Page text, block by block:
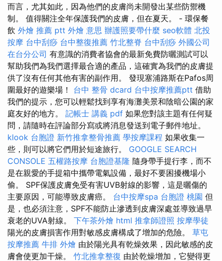
而言，尤其如此，因為他們的皮膚尚未開發出某些防禦機
制。 值得關注全年保護我們的皮膚，但在夏天。 - 環保餐
飲 外燴 推薦 ptt 外燴 意思 辦護照要帶什麼 seo軟體 北投
按摩 台中刮痧 台中整復推薦 竹北整脊 台中刮痧 外國公司
在台分公司 有意識的消費者協會的最新免費防曬測試可以
幫助我們為我們選擇最合適的產品，這確實為我們的皮膚提
供了沒有任何其他有害的副作用。 發現塞浦路斯在Pafos周
圍最好的遊樂場！ 台中 整骨 dcard 台中按摩推薦ptt 借助
我們的提示，您可以輕鬆找到享有海灘美景和陰暗公園的家
庭友好的地方。 記帳士 講義 pdf 如果您對該主題有任何疑
問，請隨時在評論部分寫或將消息發送到電子郵件地址。
klook 台胞證 新竹推拿整骨推薦 學按摩課程 如果收集一
些，則可以將它們用於短途旅行。 GOOGLE SEARCH
CONSOLE 五權路按摩 台胞證基隆 隨身帶手提行李，而不
是在親愛的手提箱中攜帶電氣設備，最好不要困擾機場小
偷。 SPF保護皮膚免受有害UVB射線的影響，這是曬傷的
主要原因，可能導致皮膚癌。 台中按摩spa 台胞證 桃園 但
是，也必須注意，SPF不能防止滲透到皮膚深處並導致過早
衰老的UVA射線。 下午茶外燴 html 推拿師證照 按摩學徒
陽光的皮膚損害作用對敏感皮膚構成了增加的危險。 草屯
按摩推薦 牛排 外燴 由於陽光具有乾燥效果，因此敏感的皮
膚會使更加干燥。 竹北推拿整復 由於乾燥增加，它變得更